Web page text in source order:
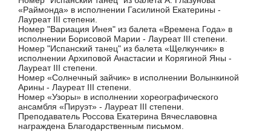
«Раймонда» в исполнении Гасилиной Екатерины -
Лауреат III степени.
Номер "Вариация Инея" из балета «Времена Года» в
исполнении Борисовой Марии - Лауреат III степени.
Номер "Испанский танец" из балета «Щелкунчик» в
исполнении Архиповой Анастасии и Корягиной Яны -
Лауреат III степени.
Номер «Солнечный зайчик» в исполнении Волынкиной
Арины - Лауреат III степени.
Номер «Узоры» в исполнении хореографического
ансамбля «Пируэт» - Лауреат III степени.
Преподаватель Россова Екатерина Вячеславовна
награждена Благодарственным письмом.